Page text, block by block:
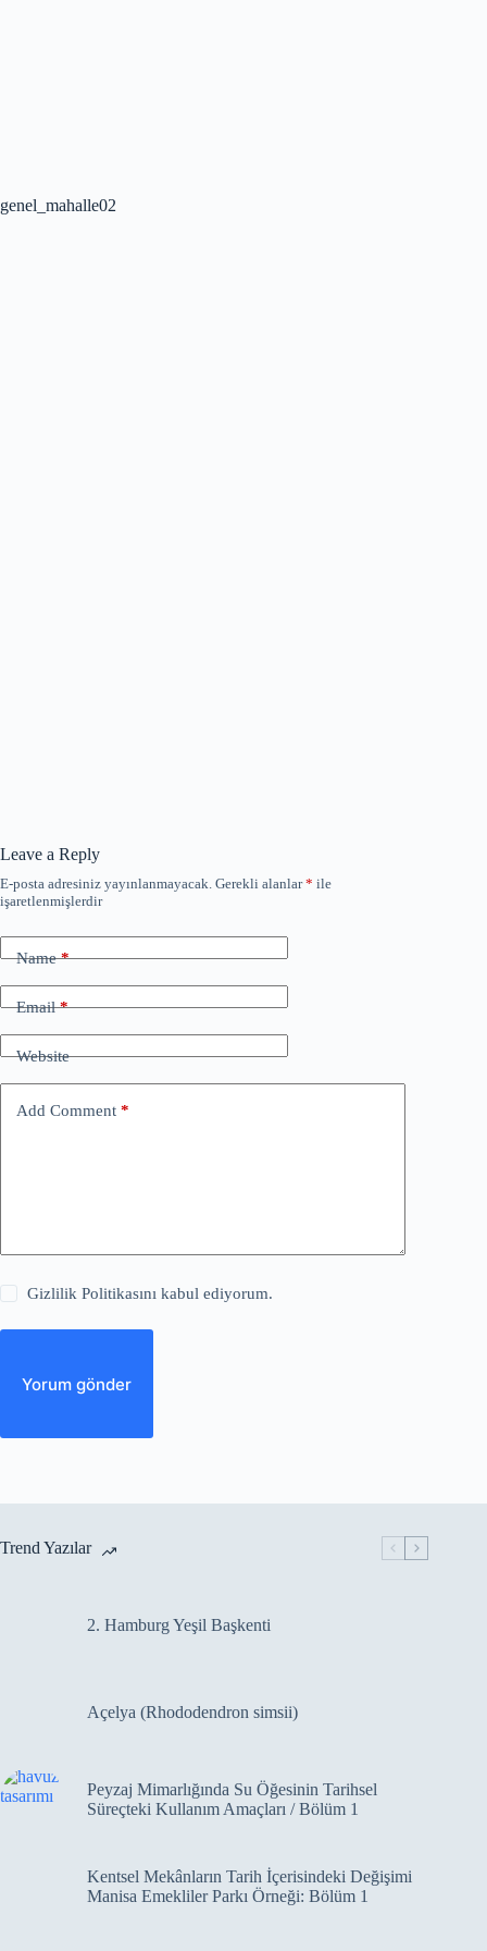
genel_mahalle02
Leave a Reply
E-posta adresiniz yayınlanmayacak. Gerekli alanlar* ile
işaretlenmişlerdir
Name*
Email*
Website
Add Comment *
Gizlilik Politikasını kabul ediyorum.
Yorum gönder
Trend Yazılar
2. Hamburg Yeşil Başkenti
Açelya (Rhododendron simsii)
Peyzaj Mimarlığında Su Öğesinin Tarihsel
Süreçteki Kullanım Amaçları / Bölüm 1
Kentsel Mekânların Tarih İçerisindeki Değişimi
Manisa Emekliler Parkı Örneği: Bölüm 1